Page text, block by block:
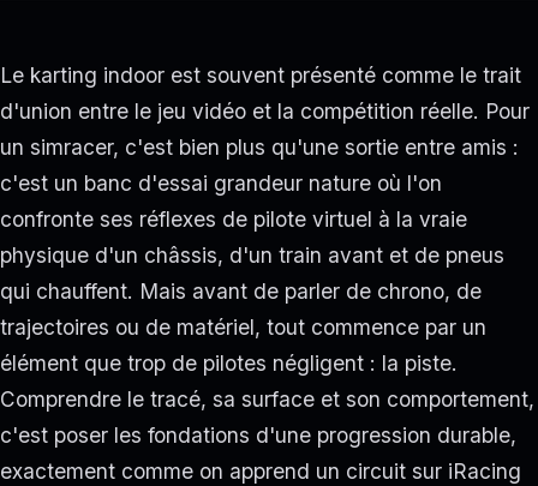
Le karting indoor est souvent présenté comme le trait
d'union entre le jeu vidéo et la compétition réelle. Pour
un simracer, c'est bien plus qu'une sortie entre amis :
c'est un banc d'essai grandeur nature où l'on
confronte ses réflexes de pilote virtuel à la vraie
physique d'un châssis, d'un train avant et de pneus
qui chauffent. Mais avant de parler de chrono, de
trajectoires ou de matériel, tout commence par un
élément que trop de pilotes négligent : la piste.
Comprendre le tracé, sa surface et son comportement,
c'est poser les fondations d'une progression durable,
exactement comme on apprend un circuit sur iRacing